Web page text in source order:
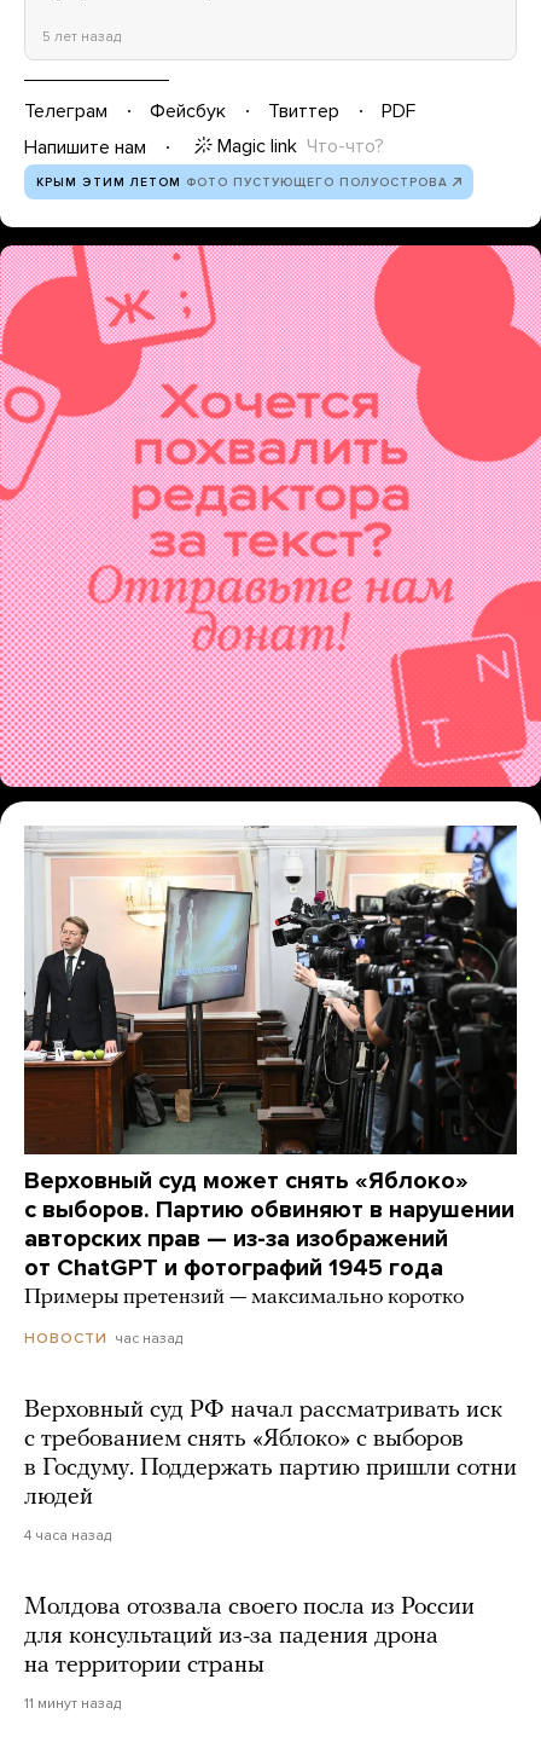
5 лет назад
Телеграм Фейсбук Твиттер
PDF
Напишите нам
Magic link Что-что?
КРЫМ ЭТИМ ЛЕТОМ ФОТО ПУСТУЮЩЕГО ПОЛУОСТРОВА
Верховный суд может снять «Яблоко»
с выборов. Партию обвиняют в нарушении
авторских прав — из-за изображений
от ChatGPT и фотографий 1945 года
Примеры претензий — максимально коротко
НОВОСТИ час назад
Верховный суд РФ начал рассматривать иск
с требованием снять «Яблоко» с выборов
в Госдуму. Поддержать партию пришли сотни
людей
4 часа назад
Молдова отозвала своего посла из России
для консультаций из-за падения дрона
на территории страны
11 минут назад